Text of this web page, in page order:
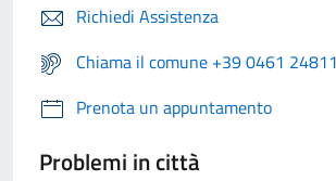
Richiedi Assistenza
Chiama il comune +39 0461
Prenota un appuntamento
Problemi in città